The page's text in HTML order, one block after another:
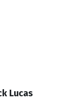
Lucas